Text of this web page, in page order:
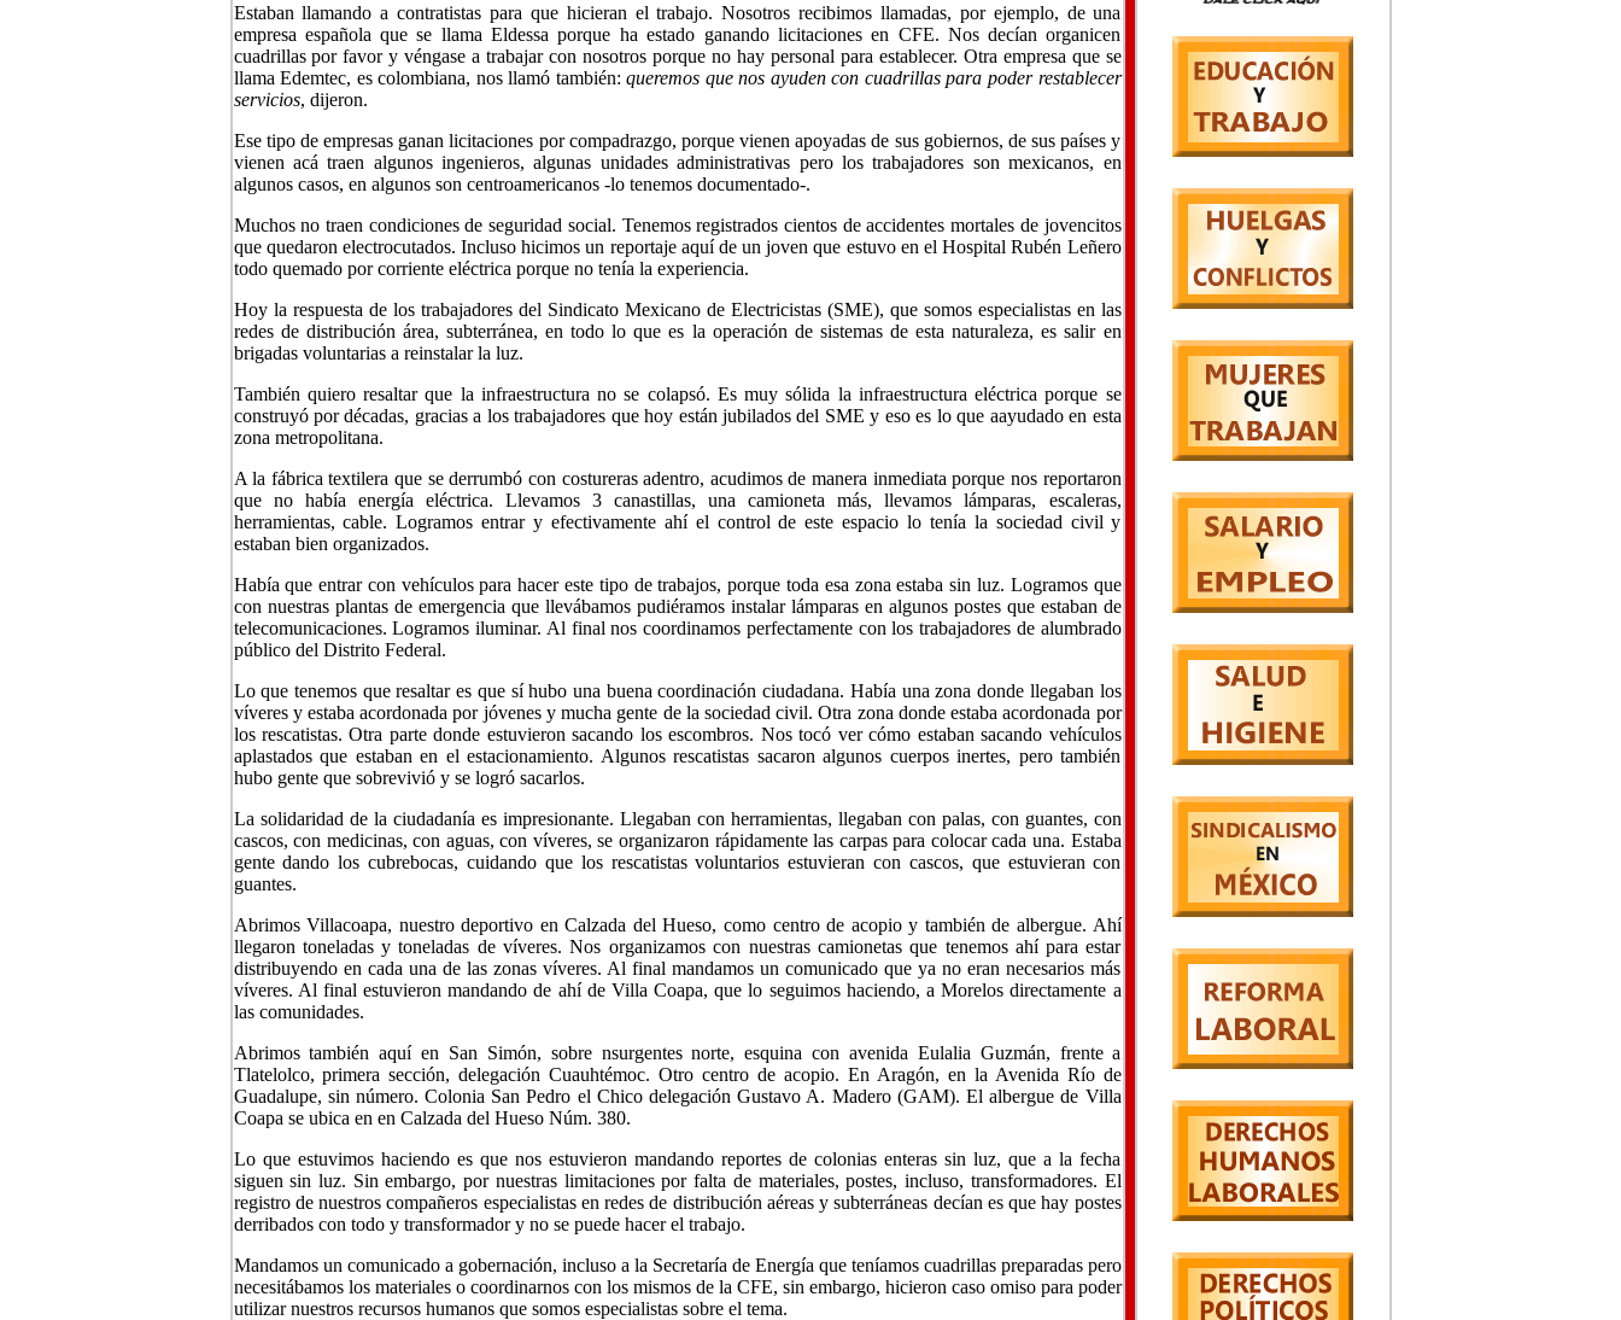
Estaban llamando a contratistas para que hicieran el trabajo. Nosotros recibimos llamadas, por ejemplo, de una
empresa española que se llama Eldessa porque ha estado ganando licitaciones en CFE. Nos decían organicen
cuadrillas por favor y véngase a trabajar con nosotros porque no hay personal para establecer. Otra empresa que se
llama Edemtec, es colombiana, nos llamó también:queremos que nos ayuden con cuadrillas para poder restablecer
servicios, dijeron.
Ese tipo de empresas ganan licitaciones por compadrazgo, porque vienen apoyadas de sus gobiernos, de sus países y
vienen acá traen algunos ingenieros, algunas unidades administrativas pero los trabajadores son mexicanos, en
algunos casos, en algunos son centroamericanos -lo tenemos documentado-.
Muchos no traen condiciones de seguridad social. Tenemos registrados cientos de accidentes mortales de jovencitos
que quedaron electrocutados. Incluso hicimos un reportaje aquí de un joven que estuvo en el Hospital Rubén Leñero
todo quemado por corriente eléctrica porque no tenía la experiencia.
Hoy la respuesta de los trabajadores del Sindicato Mexicano de Electricistas (SME), que somos especialistas en las
redes de distribución área, subterránea, en todo lo que es la operación de sistemas de esta naturaleza, es salir en
brigadas voluntarias a reinstalar la luz.
También quiero resaltar que la infraestructura no se colapsó. Es muy sólida la infraestructura eléctrica porque se
construyó por décadas, gracias a los trabajadores que hoy están jubilados del SME y eso es lo que aayudado en esta
zona metropolitana.
A la fábrica textilera que se derrumbó con costureras adentro, acudimos de manera inmediata porque nos reportaron
que no había energía eléctrica. Llevamos 3 canastillas, una camioneta más, llevamos lámparas, escaleras,
herramientas, cable. Logramos entrar y efectivamente ahí el control de este espacio lo tenía la sociedad civil y
estaban bien organizados.
Había que entrar con vehículos para hacer este tipo de trabajos, porque toda esa zona estaba sin luz. Logramos que
con nuestras plantas de emergencia que llevábamos pudiéramos instalar lámparas en algunos postes que estaban de
telecomunicaciones. Logramos iluminar. Al final nos coordinamos perfectamente con los trabajadores de alumbrado
público del Distrito Federal.
Lo que tenemos que resaltar es que sí hubo una buena coordinación ciudadana. Había una zona donde llegaban los
víveres y estaba acordonada por jóvenes y mucha gente de la sociedad civil. Otra zona donde estaba acordonada por
los rescatistas. Otra parte donde estuvieron sacando los escombros. Nos tocó ver cómo estaban sacando vehículos
aplastados que estaban en el estacionamiento. Algunos rescatistas sacaron algunos cuerpos inertes, pero también
hubo gente que sobrevivió y se logró sacarlos.
La solidaridad de la ciudadanía es impresionante. Llegaban con herramientas, llegaban con palas, con guantes, con
cascos, con medicinas, con aguas, con víveres, se organizaron rápidamente las carpas para colocar cada una. Estaba
gente dando los cubrebocas, cuidando que los rescatistas voluntarios estuvieran con cascos, que estuvieran con
guantes.
Abrimos Villacoapa, nuestro deportivo en Calzada del Hueso, como centro de acopio y también de albergue. Ahí
llegaron toneladas y toneladas de víveres. Nos organizamos con nuestras camionetas que tenemos ahí para estar
distribuyendo en cada una de las zonas víveres. Al final mandamos un comunicado que ya no eran necesarios más
víveres. Al final estuvieron mandando de ahí de Villa Coapa, que lo seguimos haciendo, a Morelos directamente a
las comunidades.
Abrimos también aquí en San Simón, sobre nsurgentes norte, esquina con avenida Eulalia Guzmán, frente a
Tlatelolco, primera sección, delegación Cuauhtémoc. Otro centro de acopio. En Aragón, en la Avenida Río de
Guadalupe, sin número. Colonia San Pedro el Chico delegación Gustavo A. Madero (GAM). El albergue de Villa
Coapa se ubica en en Calzada del Hueso Núm. 380.
Lo que estuvimos haciendo es que nos estuvieron mandando reportes de colonias enteras sin luz, que a la fecha
siguen sin luz. Sin embargo, por nuestras limitaciones por falta de materiales, postes, incluso, transformadores. El
registro de nuestros compañeros especialistas en redes de distribución aéreas y subterráneas decían es que hay postes
derribados con todo y transformador y no se puede hacer el trabajo.
Mandamos un comunicado a gobernación, incluso a la Secretaría de Energía que teníamos cuadrillas preparadas pero
necesitábamos los materiales o coordinarnos con los mismos de la CFE, sin embargo, hicieron caso omiso para poder
utilizar nuestros recursos humanos que somos especialistas sobre el tema.